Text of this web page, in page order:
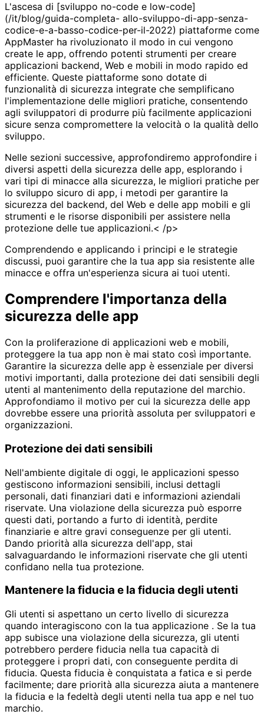
L'ascesa di [sviluppo no-code e low-code]
(/it/blog/guida-completa- allo-sviluppo-di-app-senza-
codice-e-a-basso-codice-per-il-2022) piattaforme come
AppMaster ha rivoluzionato il modo in cui vengono
create le app, offrendo potenti strumenti per creare
applicazioni backend, Web e mobili in modo rapido ed
efficiente. Queste piattaforme sono dotate di
funzionalità di sicurezza integrate che semplificano
l'implementazione delle migliori pratiche, consentendo
agli sviluppatori di produrre più facilmente applicazioni
sicure senza compromettere la velocità o la qualità dello
sviluppo.
Nelle sezioni successive, approfondiremo approfondire i
diversi aspetti della sicurezza delle app, esplorando i
vari tipi di minacce alla sicurezza, le migliori pratiche per
lo sviluppo sicuro di app, i metodi per garantire la
sicurezza del backend, del Web e delle app mobili e gli
strumenti e le risorse disponibili per assistere nella
protezione delle tue applicazioni.< /p>
Comprendendo e applicando i principi e le strategie
discussi, puoi garantire che la tua app sia resistente alle
minacce e offra un'esperienza sicura ai tuoi utenti.
Comprendere l'importanza della
sicurezza delle app
Con la proliferazione di applicazioni web e mobili,
proteggere la tua app non è mai stato così importante.
Garantire la sicurezza delle app è essenziale per diversi
motivi importanti, dalla protezione dei dati sensibili degli
utenti al mantenimento della reputazione del marchio.
Approfondiamo il motivo per cui la sicurezza delle app
dovrebbe essere una priorità assoluta per sviluppatori e
organizzazioni.
Protezione dei dati sensibili
Nell'ambiente digitale di oggi, le applicazioni spesso
gestiscono informazioni sensibili, inclusi dettagli
personali, dati finanziari dati e informazioni aziendali
riservate. Una violazione della sicurezza può esporre
questi dati, portando a furto di identità, perdite
finanziarie e altre gravi conseguenze per gli utenti.
Dando priorità alla sicurezza dell'app, stai
salvaguardando le informazioni riservate che gli utenti
confidano nella tua protezione.
Mantenere la fiducia e la fiducia degli utenti
Gli utenti si aspettano un certo livello di sicurezza
quando interagiscono con la tua applicazione . Se la tua
app subisce una violazione della sicurezza, gli utenti
potrebbero perdere fiducia nella tua capacità di
proteggere i propri dati, con conseguente perdita di
fiducia. Questa fiducia è conquistata a fatica e si perde
facilmente; dare priorità alla sicurezza aiuta a mantenere
la fiducia e la fedeltà degli utenti nella tua app e nel tuo
marchio.